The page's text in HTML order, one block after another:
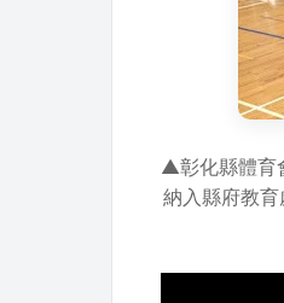
▲彰化縣體育
納入縣府教